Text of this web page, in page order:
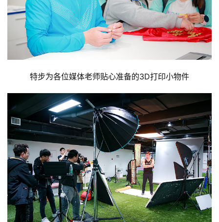
特步为各位媒体老师贴心准备的3D打印小物件